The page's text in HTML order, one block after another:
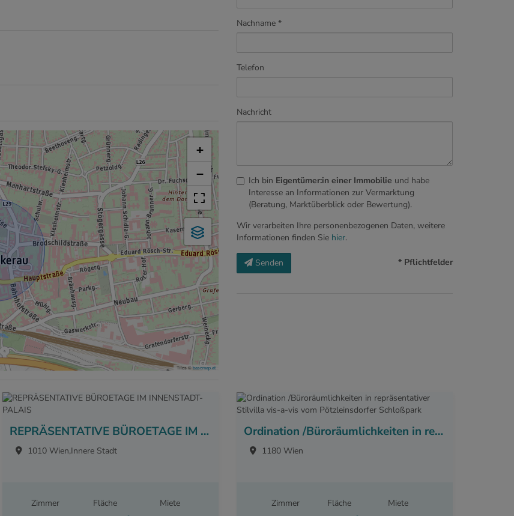
+
−
Tiles ©basemap.at
Nachname
Telefon
Nachricht
Ich bin Eigentümer:in einer Immobilie und habe
Interesse an Informationen zur Vermarktung
(Beratung, Marktüberblick oder Bewertung).
Wir verarbeiten Ihre personenbezogenen Daten, weitere
Informationen finden Sie hier.
Senden * Pflichtfelder
REPRÄSENTATIVE BÜROETAGE IM INNENSTADT-PALAIS
1010 Wien,Innere Stadt
Zimmer
Fläche
Miete
Ordination /Büroräumlichkeiten in repräsentativer Stilvilla vis-a-vis vom Pötzleinsdorfer Schloßpark
1180 Wien
Zimmer
Fläche
Miete